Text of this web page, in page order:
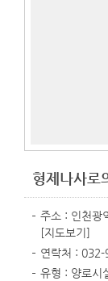
형제나사로
주소 : 인천광
[지도보기]
연락처 :
유형 : 양로시